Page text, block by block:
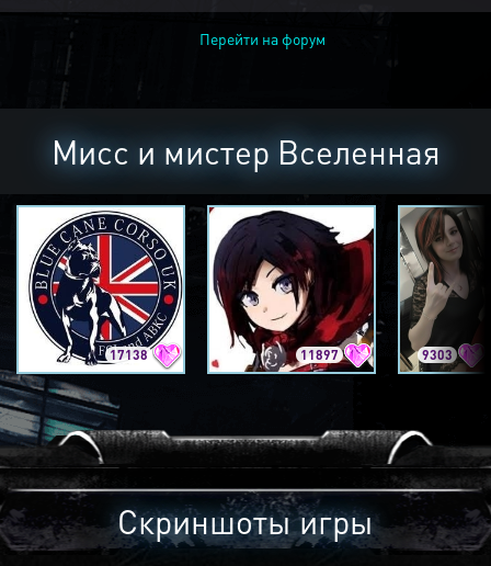
Перейти на форум
Мисс и мистер Вселенная
17138 11897 9303
Скриншоты игры